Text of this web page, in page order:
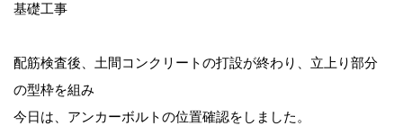
基礎工事
配筋検査後、土間コンクリートの打設が終わり、立上り部分
の型枠を組み
今日は、アンカーボルトの位置確認をしました。